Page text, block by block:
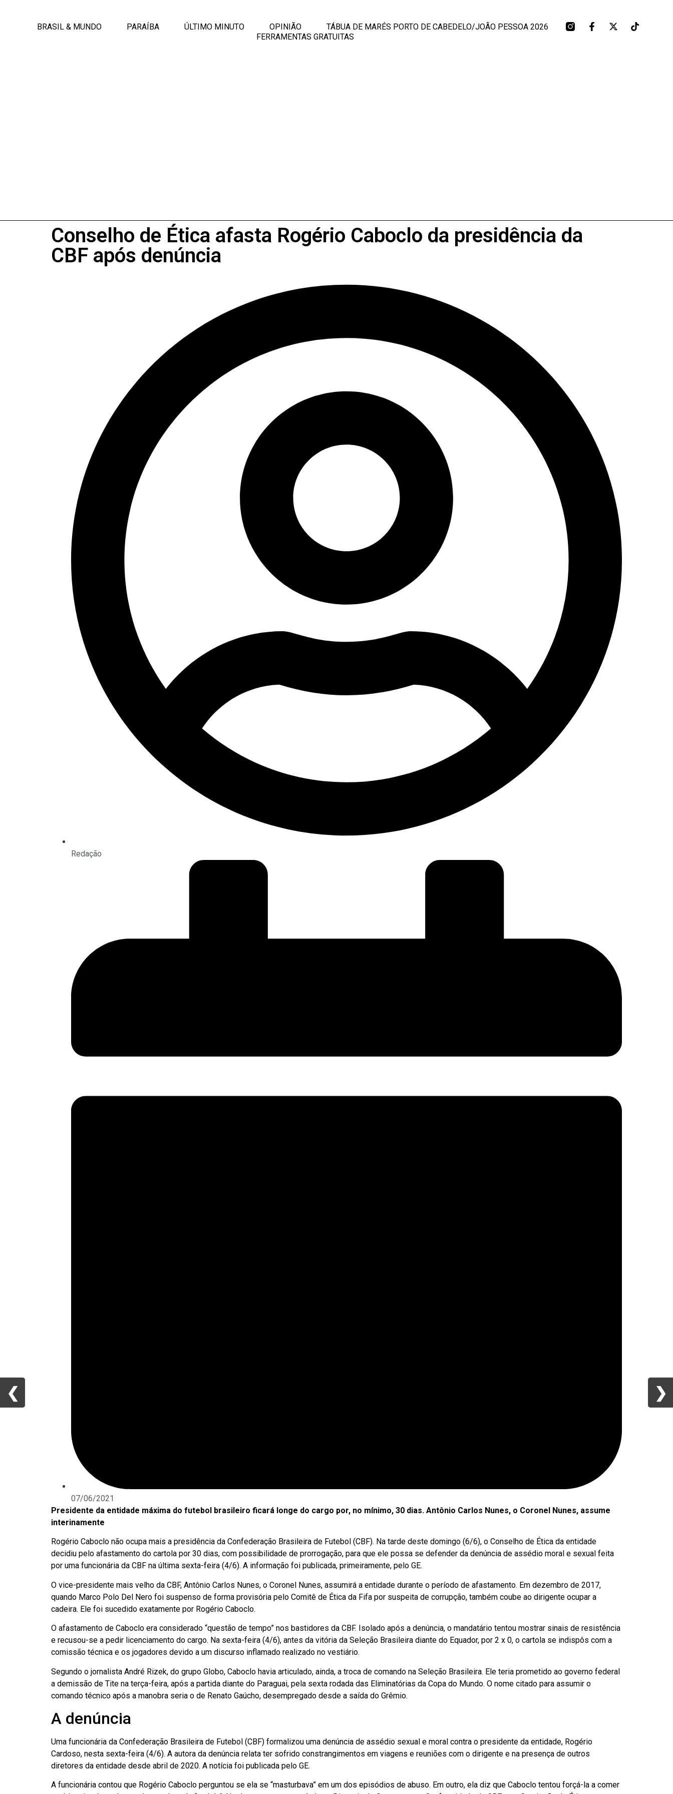
BRASIL & MUNDO PARAÍBA ÚLTIMO MINUTO OPINIÃO
TÁBUA DE MARÉS PORTO DE CABEDELO/JOÃO PESSOA 2026
FERRAMENTAS GRATUITAS
Conselho de Ética afasta Rogério Caboclo da presidência da
CBF após denúncia
Redação
07/06/2021
Presidente da entidade máxima do futebol brasileiro ficará longe do cargo por, no mínimo, 30 dias. Antônio Carlos Nunes, o Coronel Nunes, assume
interinamente
Rogério Caboclo não ocupa mais a presidência da Confederação Brasileira de Futebol (CBF). Na tarde deste domingo (6/6), o Conselho de Ética da entidade
decidiu pelo afastamento do cartola por 30 dias, com possibilidade de prorrogação, para que ele possa se defender da denúncia de assédio moral e sexual feita
por uma funcionária da CBF na última sexta-feira (4/6). A informação foi publicada, primeiramente, pelo GE.
O vice-presidente mais velho da CBF, Antônio Carlos Nunes, o Coronel Nunes, assumirá a entidade durante o período de afastamento. Em dezembro de 2017,
quando Marco Polo Del Nero foi suspenso de forma provisória pelo Comitê de Ética da Fifa por suspeita de corrupção, também coube ao dirigente ocupar a
cadeira. Ele foi sucedido exatamente por Rogério Caboclo.
O afastamento de Caboclo era considerado “questão de tempo” nos bastidores da CBF. Isolado após a denúncia, o mandatário tentou mostrar sinais de resistência
e recusou-se a pedir licenciamento do cargo. Na sexta-feira (4/6), antes da vitória da Seleção Brasileira diante do Equador, por 2 x 0, o cartola se indispôs com a
comissão técnica e os jogadores devido a um discurso inflamado realizado no vestiário.
Segundo o jornalista André Rizek, do grupo Globo, Caboclo havia articulado, ainda, a troca de comando na Seleção Brasileira. Ele teria prometido ao governo federal
a demissão de Tite na terça-feira, após a partida diante do Paraguai, pela sexta rodada das Eliminatórias da Copa do Mundo. O nome citado para assumir o
comando técnico após a manobra seria o de Renato Gaúcho, desempregado desde a saída do Grêmio.
A denúncia
Uma funcionária da Confederação Brasileira de Futebol (CBF) formalizou uma denúncia de assédio sexual e moral contra o presidente da entidade, Rogério
Cardoso, nesta sexta-feira (4/6). A autora da denúncia relata ter sofrido constrangimentos em viagens e reuniões com o dirigente e na presença de outros
diretores da entidade desde abril de 2020. A notícia foi publicada pelo GE.
A funcionária contou que Rogério Caboclo perguntou se ela se “masturbava” em um dos episódios de abuso. Em outro, ela diz que Caboclo tentou forçá-la a comer
❮ ❯
❮ ❯